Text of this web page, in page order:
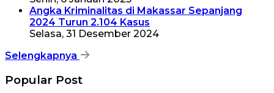
Angka Kriminalitas di Makassar Sepanjang
2024 Turun 2.104 Kasus
Selasa, 31 Desember 2024
Selengkapnya
Popular Post